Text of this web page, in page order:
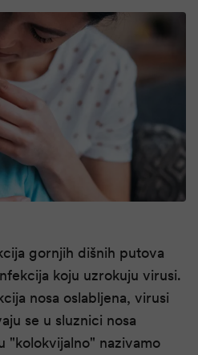
gornjih dišnih putova
koju uzrokuju virusi.
nosa oslabljena, virusi
se u sluznici nosa
"kolokvijalno" nazivamo